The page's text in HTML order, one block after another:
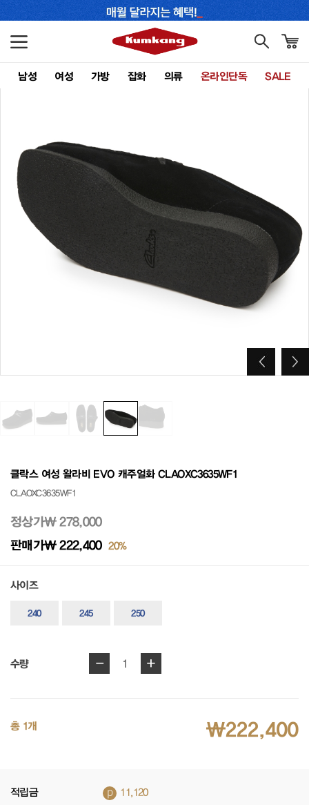
남성 여성 가방 잡화 의류 온라인단독 SALE
클락스 여성 왈라비 EVO 캐주얼화 CLAOXC3635WF1
CLAOXC3635WF1
정상가₩ 278,000
판매가₩ 222,400 20%
사이즈
240 245 250
수량 - 1 +
총 1개 ₩222,400
적립금 p 11,120